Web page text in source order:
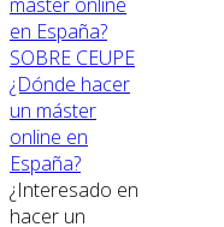
SOBRE CEUPE
¿Dónde hacer
un máster
online en
España?
¿Interesado en
hacer un